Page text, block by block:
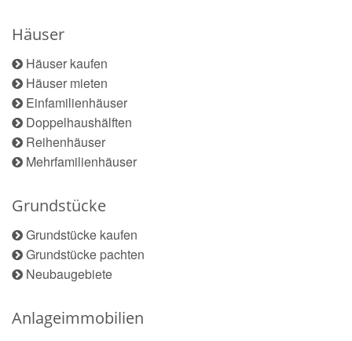
Häuser
Häuser kaufen
Häuser mieten
Einfamilienhäuser
Doppelhaushälften
Reihenhäuser
Mehrfamilienhäuser
Grundstücke
Grundstücke kaufen
Grundstücke pachten
Neubaugebiete
Anlageimmobilien